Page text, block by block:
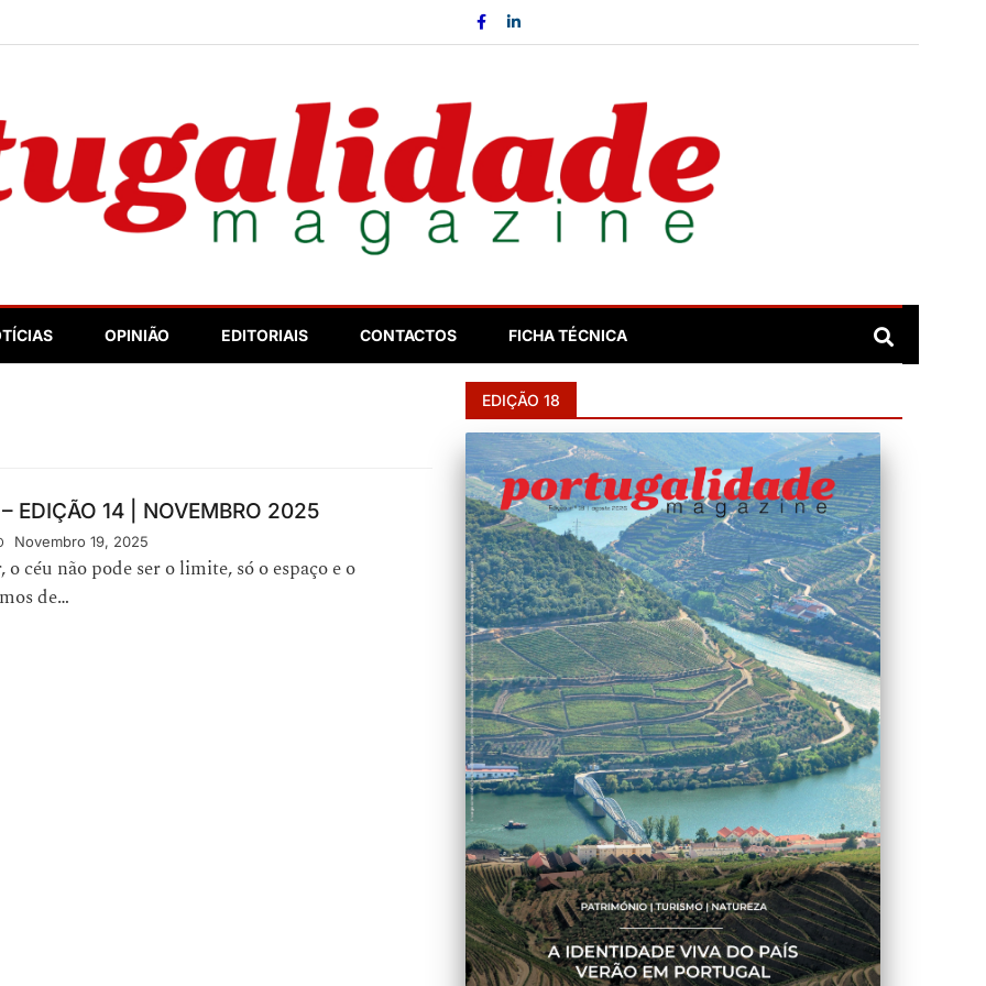
OPINIÃO EDITORIAIS CONTACTOS FICHA TÉCNICA
EDIÇÃO 14 | NOVEMBRO 2025
Novembro 19, 2025
o céu não pode ser o limite, só o espaço e o
de…
EDIÇÃO 18